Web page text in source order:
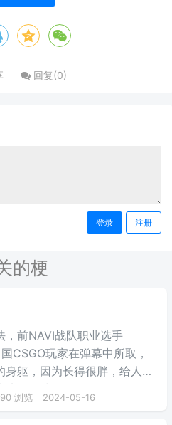
回复(0)
登录 注册
的梗
，前NAVI战队职业选手
CSGO玩家在弹幕中所取，
躯，因为长得很胖，给人圆
浏览 2024-05-16